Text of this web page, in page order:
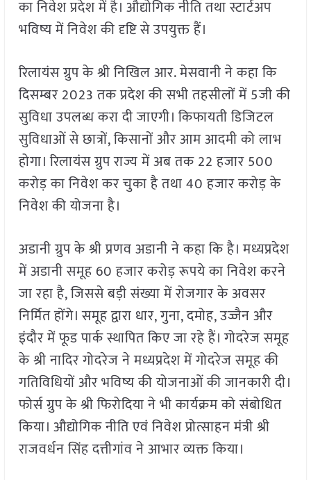
का निवेश प्रदेश में है। औद्योगिक नीति तथा स्टार्टअप
भविष्य में निवेश की दृष्टि से उपयुक्त हैं।
रिलायंस ग्रुप के श्री निखिल आर. मेसवानी ने कहा कि
दिसम्बर 2023 तक प्रदेश की सभी तहसीलों में 5जी की
सुविधा उपलब्ध करा दी जाएगी। किफायती डिजिटल
सुविधाओं से छात्रों, किसानों और आम आदमी को लाभ
होगा। रिलायंस ग्रुप राज्य में अब तक 22 हजार 500
करोड़ का निवेश कर चुका है तथा 40 हजार करोड़ के
निवेश की योजना है।
अडानी ग्रुप के श्री प्रणव अडानी ने कहा कि है। मध्यप्रदेश
में अडानी समूह 60 हजार करोड़ रूपये का निवेश करने
जा रहा है, जिससे बड़ी संख्या में रोजगार के अवसर
निर्मित होंगे। समूह द्वारा धार, गुना, दमोह, उज्जैन और
इंदौर में फूड पार्क स्थापित किए जा रहे हैं। गोदरेज समूह
के श्री नादिर गोदरेज ने मध्यप्रदेश में गोदरेज समूह की
गतिविधियों और भविष्य की योजनाओं की जानकारी दी।
फोर्स ग्रुप के श्री फिरोदिया ने भी कार्यक्रम को संबोधित
किया। औद्योगिक नीति एवं निवेश प्रोत्साहन मंत्री श्री
राजवर्धन सिंह दत्तीगांव ने आभार व्यक्त किया।